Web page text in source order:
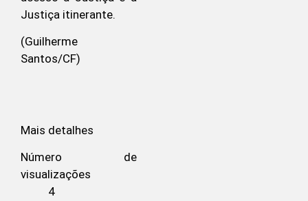
Justiça itinerante.
(Guilherme
Santos/CF)
Mais detalhes
Número de
visualizações
4